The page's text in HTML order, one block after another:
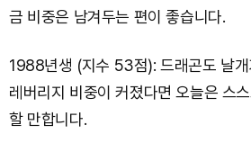
금 비중은 남겨두는 편이 좋습니다.
1988년생 (지수 53점): 드래곤도 날
레버리지 비중이 커졌다면 오늘은 스스
할 만합니다.